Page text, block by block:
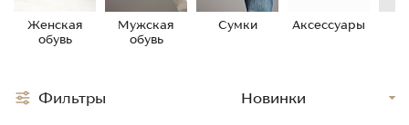
Женская
обувь
Мужская
обувь
Сумки Аксессуары
Фильтры